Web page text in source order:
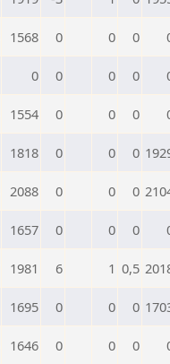
1568 0 0 0
0 0 0 0
1554 0 0 0
1818 0 0 0
2088 0 0 0
1657 0 0 0
1981 6 1 0,5
1695 0 0 0
1646 0 0 0